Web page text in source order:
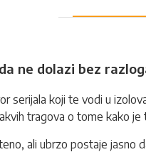
ne dolazi bez
serijala koji te vodi u
tragova o tome kako
ali ubrzo postaje